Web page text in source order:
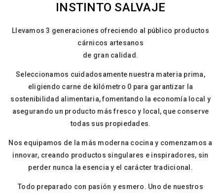
INSTINTO SALVAJE
Llevamos 3 generaciones ofreciendo al público productos
cárnicos artesanos
de gran calidad.
Seleccionamos cuidadosamente nuestra materia prima,
eligiendo carne de kilómetro 0 para garantizar la
sostenibilidad alimentaria, fomentando la economía local y
asegurando un producto más fresco y local, que conserve
todas sus propiedades.
Nos equipamos de la más moderna cocina y comenzamos a
innovar, creando productos singulares e inspiradores, sin
perder nunca la esencia y el carácter tradicional.
Todo preparado con pasión y esmero. Uno de nuestros